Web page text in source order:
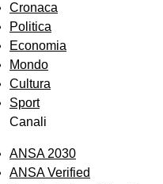
Cronaca
Politica
Economia
Mondo
Cultura
Sport
Canali
ANSA 2030
ANSA Verified